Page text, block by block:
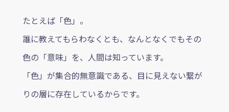
たとえば「色」。
誰に教えてもらわなくとも、なんとなくでもその
色の「意味」を、人間は知っています。
「色」が集合的無意識である、目に見えない繋が
りの層に存在しているからです。